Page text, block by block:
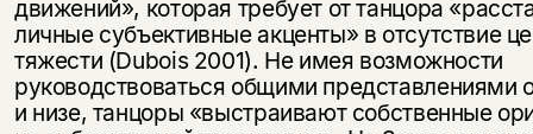
движений», которая требует от танцора
личные субъективные акценты» в отсутствие
тяжести (Dubois 2001). Не имея возможности
руководствоваться общими представлениями
и низе, танцоры «выстраивают собственные